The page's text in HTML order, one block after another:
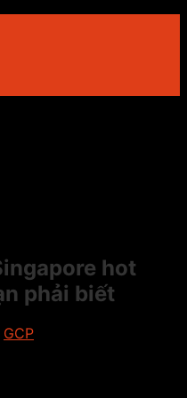
hot
phải biết
GCP